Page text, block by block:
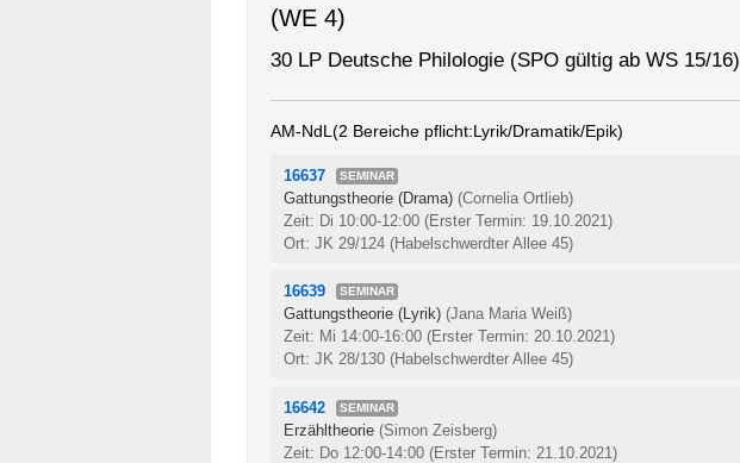
(WE 4)
30 LP Deutsche Philologie (SPO gültig ab WS 15/16)
AM-NdL(2 Bereiche pflicht:Lyrik/Dramatik/Epik)
16637 SEMINAR
Gattungstheorie (Drama) (Cornelia Ortlieb)
Zeit: Di 10:00-12:00 (Erster Termin: 19.10.2021)
Ort: JK 29/124 (Habelschwerdter Allee 45)
16639 SEMINAR
Gattungstheorie (Lyrik) (Jana Maria Weiß)
Zeit: Mi 14:00-16:00 (Erster Termin: 20.10.2021)
Ort: JK 28/130 (Habelschwerdter Allee 45)
16642 SEMINAR
Erzähltheorie (Simon Zeisberg)
Zeit: Do 12:00-14:00 (Erster Termin: 21.10.2021)